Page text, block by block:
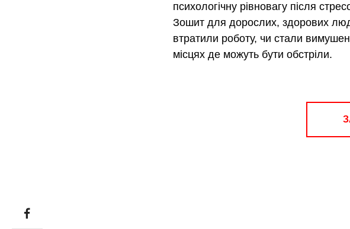
психологічну рівновагу після
Зошит для дорослих, здорових
втратили роботу, чи стали
місцях де можуть бути обстріли.